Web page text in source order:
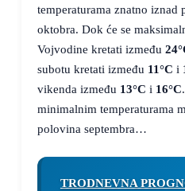
temperaturama znatno iznad
oktobra. Dok će se
Vojvodine kretati između
subotu kretati između 11°C i
vikenda između 13°C i 16°C
minimalnim temperaturama
polovina septembra…
TRODNEVNA